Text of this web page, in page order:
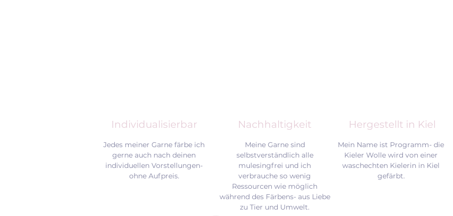
Individualisierbar Hergestellt in Kiel
Nachhaltigkeit
Jedes meiner Garne färbe ich
gerne auch nach deinen
individuellen Vorstellungen-
ohne Aufpreis.
Meine Garne sind
selbstverständlich alle
mulesingfrei und ich
verbrauche so wenig
Ressourcen wie möglich
während des Färbens- aus Liebe
zu Tier und Umwelt.
Mein Name ist Programm- die
Kieler Wolle wird von einer
waschechten Kielerin in Kiel
gefärbt.